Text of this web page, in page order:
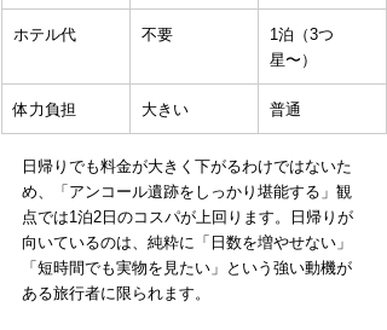
ホテル代 不要
1泊（3つ
星〜）
体力負担 大きい 普通
日帰りでも料金が大きく下がるわけではないた
め、「アンコール遺跡をしっかり堪能する」観
点では1泊2日のコスパが上回ります。日帰りが
向いているのは、純粋に「日数を増やせない」
「短時間でも実物を見たい」という強い動機が
ある旅行者に限られます。